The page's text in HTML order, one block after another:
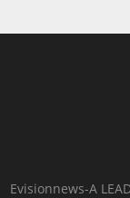
Evisionnews-A